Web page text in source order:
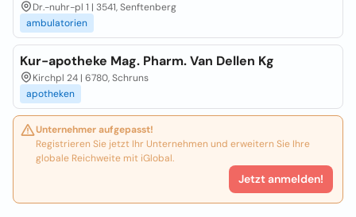
Dr.-nuhr-pl 1 | 3541, Senftenberg
ambulatorien
Kur-apotheke Mag. Pharm. Van Dellen Kg
Kirchpl 24 | 6780, Schruns
apotheken
Unternehmer aufgepasst!
Registrieren Sie jetzt Ihr Unternehmen und erweitern Sie Ihre
globale Reichweite mit iGlobal.
Jetzt anmelden!